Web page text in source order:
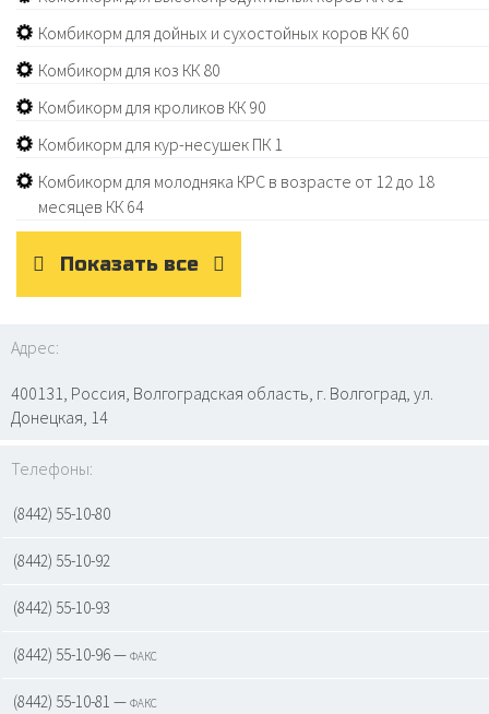
Комбикорм для дойных и сухостойных коров КК 60
Комбикорм для коз КК 80
Комбикорм для кроликов КК 90
Комбикорм для кур-несушек ПК 1
Комбикорм для молодняка КРС в возрасте от 12 до 18
месяцев КК 64
Показать все
Адрес:
400131, Россия, Волгоградская область, г. Волгоград, ул.
Донецкая, 14
Телефоны:
(8442) 55-10-80
(8442) 55-10-92
(8442) 55-10-93
(8442) 55-10-96 — факс
(8442) 55-10-81 — факс